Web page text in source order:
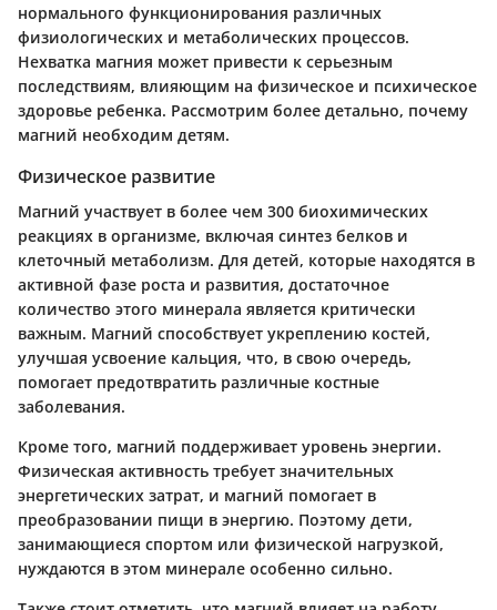
нормального функционирования различных
физиологических и метаболических процессов.
Нехватка магния может привести к серьезным
последствиям, влияющим на физическое и психическое
здоровье ребенка. Рассмотрим более детально, почему
магний необходим детям.
Физическое развитие
Магний участвует в более чем 300 биохимических
реакциях в организме, включая синтез белков и
клеточный метаболизм. Для детей, которые находятся в
активной фазе роста и развития, достаточное
количество этого минерала является критически
важным. Магний способствует укреплению костей,
улучшая усвоение кальция, что, в свою очередь,
помогает предотвратить различные костные
заболевания.
Кроме того, магний поддерживает уровень энергии.
Физическая активность требует значительных
энергетических затрат, и магний помогает в
преобразовании пищи в энергию. Поэтому дети,
занимающиеся спортом или физической нагрузкой,
нуждаются в этом минерале особенно сильно.